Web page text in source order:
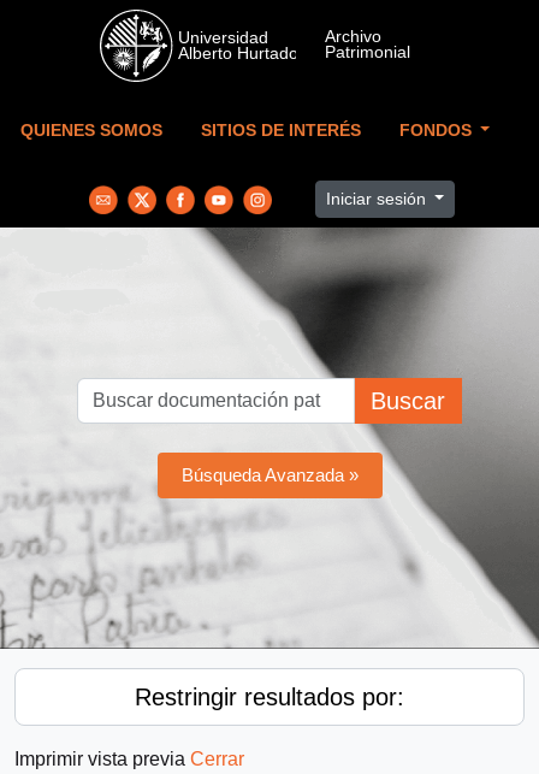
Skip to main content
QUIENES SOMOS SITIOS DE INTERÉS FONDOS
Iniciar sesión
Buscar
Búsqueda Avanzada »
Restringir resultados por:
Imprimir vista previa Cerrar